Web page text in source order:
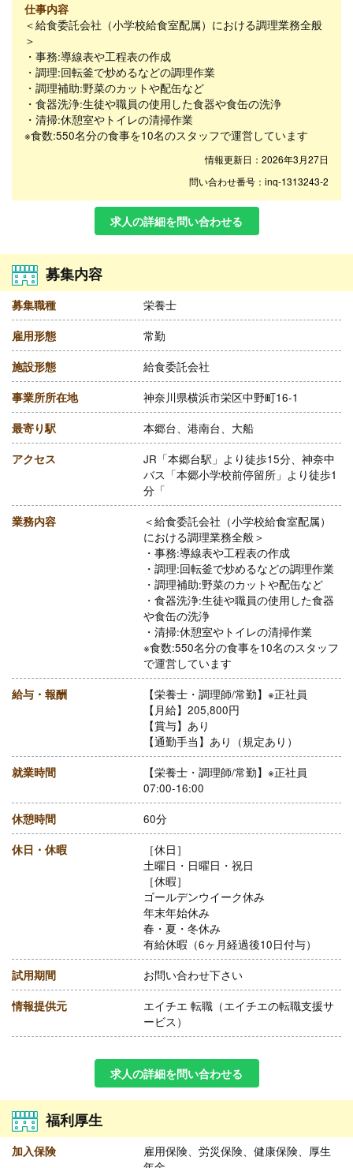
仕事内容
＜給食委託会社（小学校給食室配属）における調理業務全般
＞
・事務:導線表や工程表の作成
・調理:回転釜で炒めるなどの調理作業
・調理補助:野菜のカットや配缶など
・食器洗浄:生徒や職員の使用した食器や食缶の洗浄
・清掃:休憩室やトイレの清掃作業
※食数:550名分の食事を10名のスタッフで運営しています
情報更新日：2026年3月27日
問い合わせ番号：inq-1313243-2
求人の詳細を問い合わせる
募集内容
募集職種 栄養士
雇用形態 常勤
施設形態 給食委託会社
事業所所在地 神奈川県横浜市栄区中野町16-1
最寄り駅 本郷台、港南台、大船
アクセス
JR「本郷台駅」より徒歩15分、神奈中
バス「本郷小学校前停留所」より徒歩1
分「
業務内容
＜給食委託会社（小学校給食室配属）
における調理業務全般＞
・事務:導線表や工程表の作成
・調理:回転釜で炒めるなどの調理作業
・調理補助:野菜のカットや配缶など
・食器洗浄:生徒や職員の使用した食器
や食缶の洗浄
・清掃:休憩室やトイレの清掃作業
※食数:550名分の食事を10名のスタッフ
で運営しています
給与・報酬
【栄養士・調理師/常勤】※正社員
【月給】205,800円
【賞与】あり
【通勤手当】あり（規定あり）
就業時間
【栄養士・調理師/常勤】※正社員
07:00-16:00
休憩時間 60分
休日・休暇
［休日］
土曜日・日曜日・祝日
［休暇］
ゴールデンウイーク休み
年末年始休み
春・夏・冬休み
有給休暇（6ヶ月経過後10日付与）
試用期間 お問い合わせ下さい
情報提供元
エイチエ 転職（エイチエの転職支援サ
ービス）
求人の詳細を問い合わせる
福利厚生
加入保険
雇用保険、労災保険、健康保険、厚生